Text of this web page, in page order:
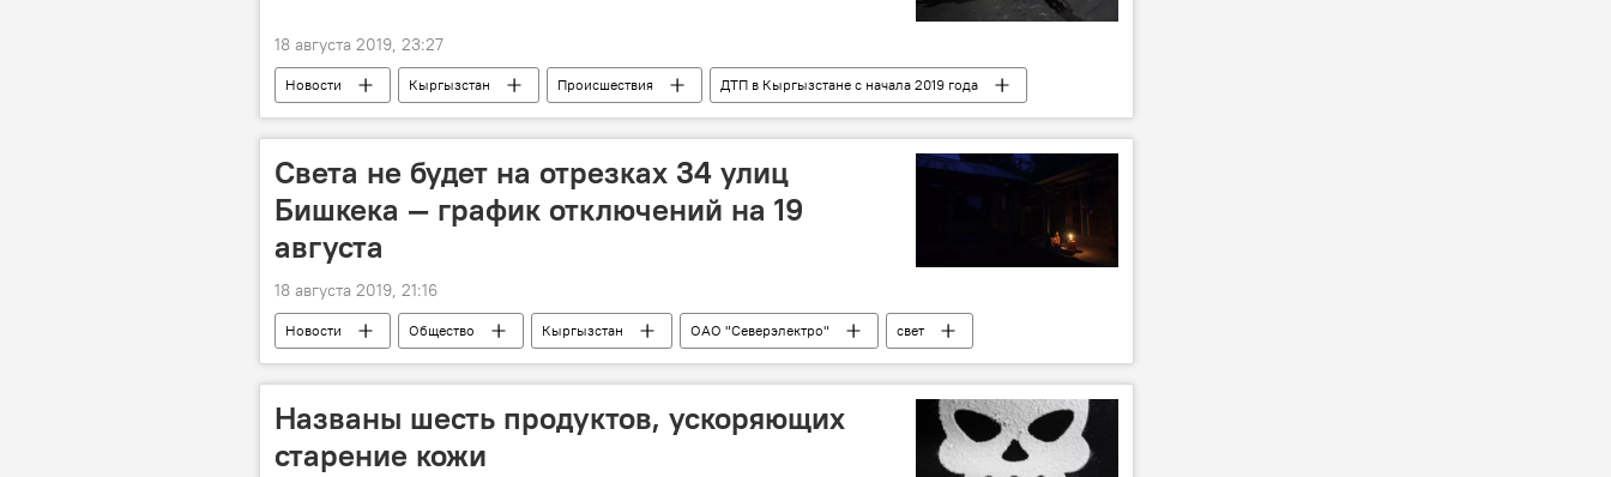
18 августа 2019, 23:27
Новости Кыргызстан Происшествия
ДТП в Кыргызстане с начала 2019 года
ДТП
Бишкек
Света не будет на отрезках 34 улиц
Бишкека — график отключений на 19
августа
18 августа 2019, 21:16
Новости Общество Кыргызстан ОАО "Северэлектро"
свет
отключение
Бишкек Где в Бишкеке отключат свет сегодня
Названы шесть продуктов, ускоряющих
старение кожи